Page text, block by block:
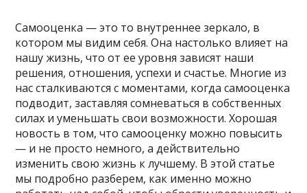
Самооценка — это то внутреннее зеркало, в
котором мы видим себя. Она настолько влияет на
нашу жизнь, что от ее уровня зависят наши
решения, отношения, успехи и счастье. Многие из
нас сталкиваются с моментами, когда самооценка
подводит, заставляя сомневаться в собственных
силах и уменьшать свои возможности. Хорошая
новость в том, что самооценку можно повысить
— и не просто немного, а действительно
изменить свою жизнь к лучшему. В этой статье
мы подробно разберем, как именно можно